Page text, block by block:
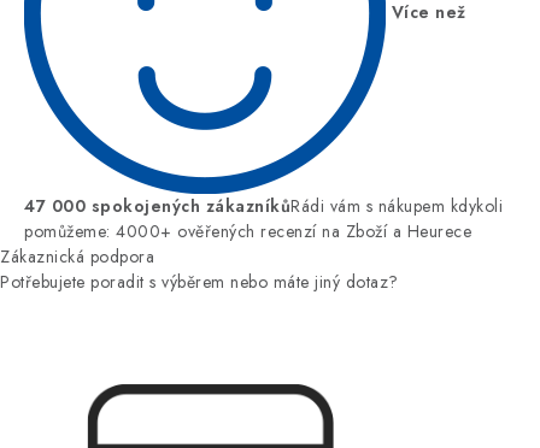
Více než
47 000 spokojených zákazníkůRádi vám s nákupem kdykoli
pomůžeme: 4000+ ověřených recenzí na Zboží a Heurece
Zákaznická podpora
Potřebujete poradit s výběrem nebo máte jiný dotaz?